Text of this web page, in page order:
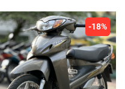
-18%